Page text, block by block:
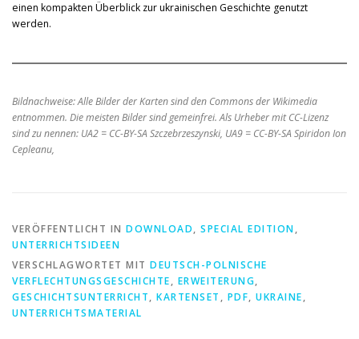
einen kompakten Überblick zur ukrainischen Geschichte genutzt
werden.
Bildnachweise: Alle Bilder der Karten sind den Commons der Wikimedia
entnommen. Die meisten Bilder sind gemeinfrei. Als Urheber mit CC-Lizenz
sind zu nennen: UA2 = CC-BY-SA Szczebrzeszynski, UA9 = CC-BY-SA Spiridon Ion
Cepleanu,
VERÖFFENTLICHT IN DOWNLOAD, SPECIAL EDITION,
UNTERRICHTSIDEEN
VERSCHLAGWORTET MIT DEUTSCH-POLNISCHE
VERFLECHTUNGSGESCHICHTE, ERWEITERUNG,
GESCHICHTSUNTERRICHT, KARTENSET , PDF, UKRAINE,
UNTERRICHTSMATERIAL